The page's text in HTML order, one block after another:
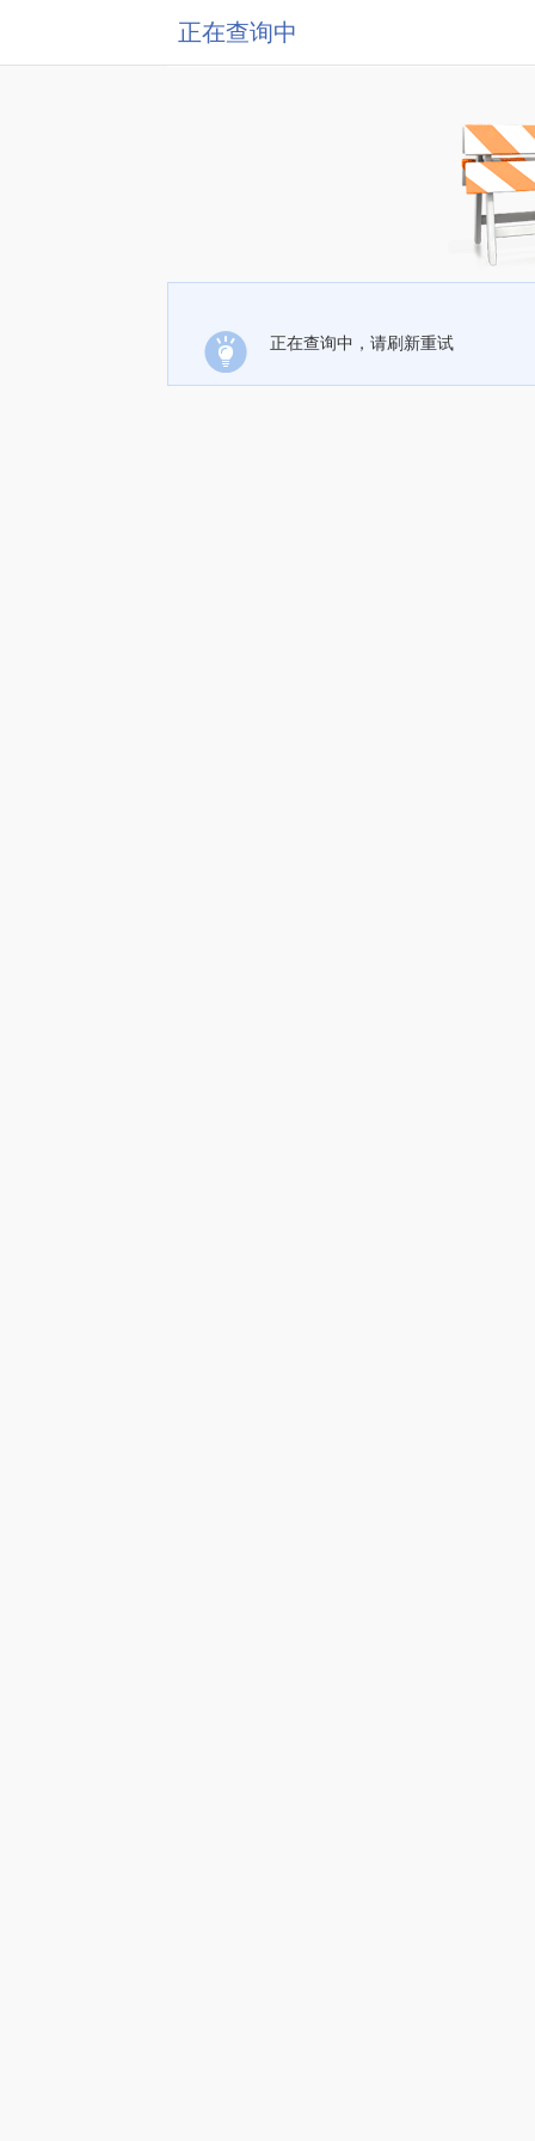
正在查询中
正在查询中，请刷新重试